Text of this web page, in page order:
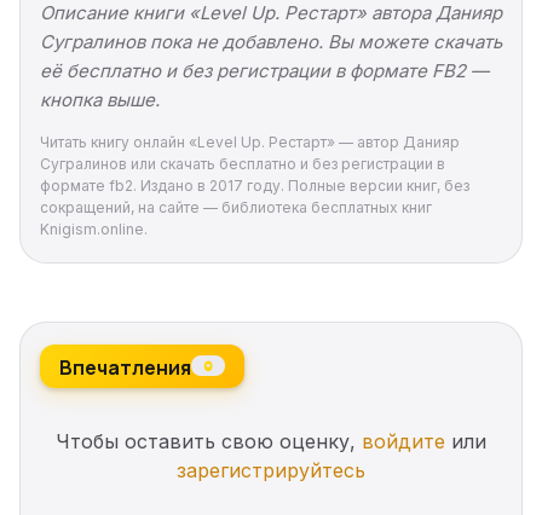
Описание книги «Level Up. Рестарт» автора Данияр
Сугралинов пока не добавлено. Вы можете скачать
её бесплатно и без регистрации в формате FB2 —
кнопка выше.
Читать книгу онлайн «Level Up. Рестарт» — автор Данияр
Сугралинов или скачать бесплатно и без регистрации в
формате fb2. Издано в 2017 году. Полные версии книг, без
сокращений, на сайте — библиотека бесплатных книг
Knigism.online.
Впечатления 0
Чтобы оставить свою оценку, войдите или
зарегистрируйтесь